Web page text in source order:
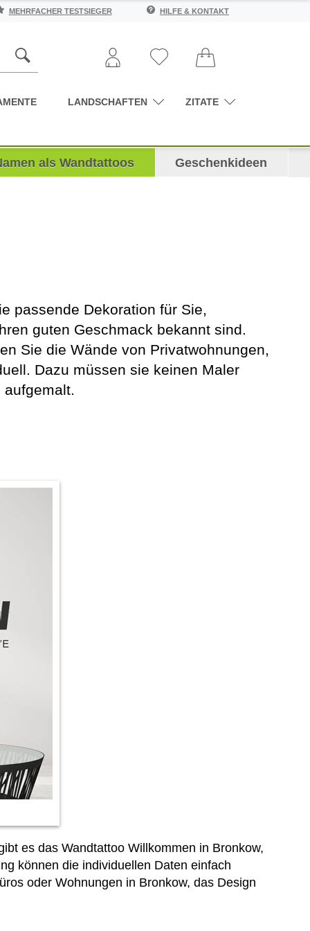
MEHRFACHER TESTSIEGER HILFE & KONTAKT
LANDSCHAFTEN ZITATE
als Wandtattoos Geschenkideen
passende Dekoration für Sie,
guten Geschmack bekannt sind.
Sie die Wände von Privatwohnungen,
Dazu müssen sie keinen Maler
es das Wandtattoo Willkommen in Bronkow,
können die individuellen Daten einfach
oder Wohnungen in Bronkow, das Design